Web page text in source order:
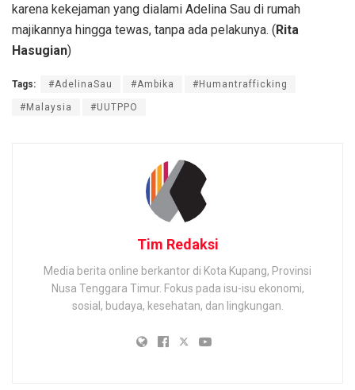
karena kekejaman yang dialami Adelina Sau di rumah
majikannya hingga tewas, tanpa ada pelakunya. (Rita
Hasugian)
Tags: #AdelinaSau #Ambika #Humantrafficking
#Malaysia #UUTPPO
Tim Redaksi
Media berita online berkantor di Kota Kupang, Provinsi
Nusa Tenggara Timur. Fokus pada isu-isu ekonomi,
sosial, budaya, kesehatan, dan lingkungan.